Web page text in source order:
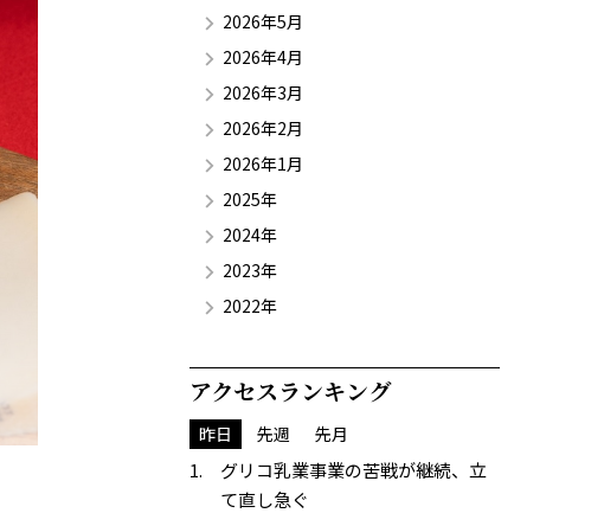
2026年5月
2026年4月
2026年3月
2026年2月
2026年1月
2025年
2024年
2023年
2022年
アクセスランキング
昨日 先週 先月
グリコ乳業事業の苦戦が継続、立
て直し急ぐ